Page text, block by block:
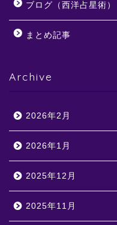
ブログ（西洋占星術）
まとめ記事
Archive
2026年2月
2026年1月
2025年12月
2025年11月